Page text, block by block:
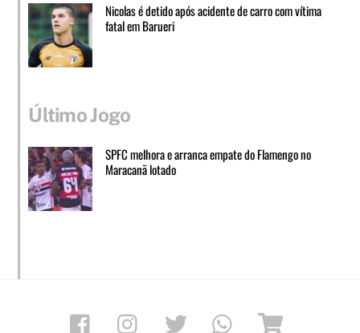
Nicolas é detido após acidente de carro com vítima
fatal em Barueri
Último Jogo
SPFC melhora e arranca empate do Flamengo no
Maracanã lotado
Facebook Instagram Twitter Whatsapp